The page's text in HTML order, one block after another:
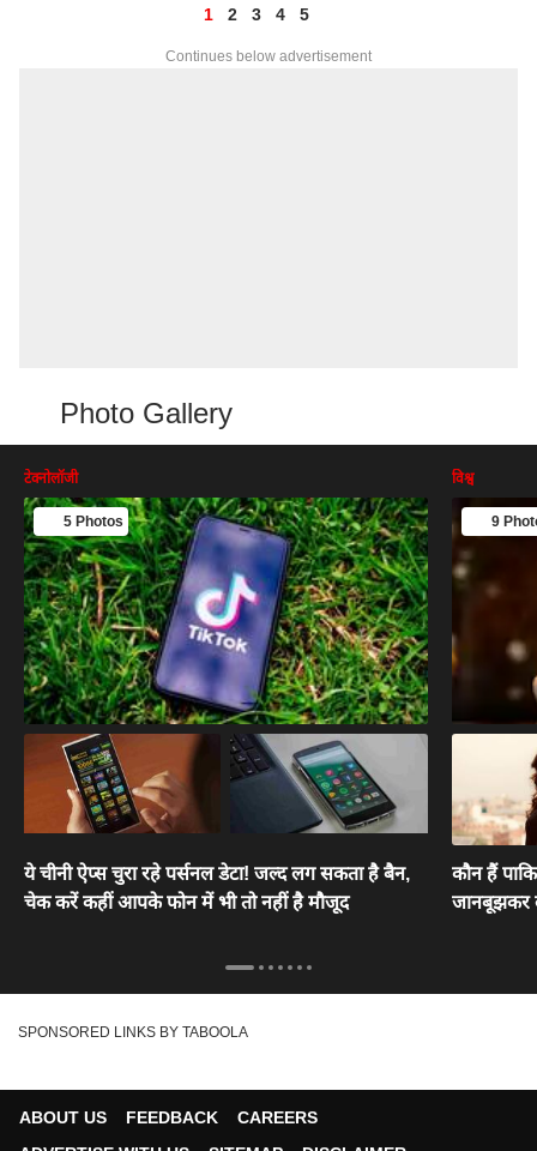
1 2 3 4 5
Continues below advertisement
Photo Gallery
टेक्नोलॉजी
5 Photos
ये चीनी ऐप्स चुरा रहे पर्सनल डेटा! जल्द लग सकता है बैन,
चेक करें कहीं आपके फोन में भी तो नहीं है मौजूद
विश्व
9
कौन हैं
जानबूझकर
SPONSORED LINKS BY TABOOLA
ABOUT US FEEDBACK
CAREERS